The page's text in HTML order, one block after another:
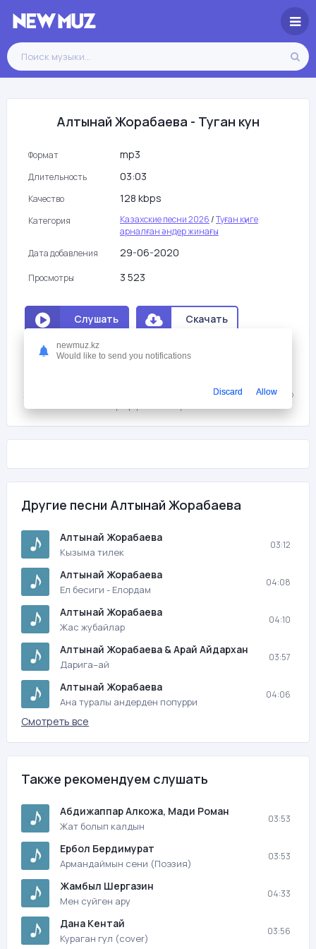
Алтынай Жорабаева - Туган кун
Формат mp3
Длительность 03:03
Качество 128 kbps
Категория Казахские песни 2026/Туған күнге
арналған әндер жинағы
Дата добавления
29-06-2020
Просмотры 3 523
Слушать Скачать
Мне нравится 0
Жорабаева - Туган кун с битрейтом 128 kb/s и продолжительностью
Другие песни Алтынай Жорабаева
Алтынай Жорабаева
Кызыма тилек
03:12
Алтынай Жорабаева
Ел бесиги - Елордам
04:08
Алтынай Жорабаева
Жас жубайлар
04:10
Алтынай Жорабаева & Арай Айдархан
Дарига–ай
03:57
Алтынай Жорабаева
Ана туралы андерден попурри
04:06
Смотреть все
Также рекомендуем слушать
Абдижаппар Алкожа, Мади Роман
Жат болып калдын
03:53
Ербол Бердимурат
Армандаймын сени (Поэзия)
03:53
Жамбыл Шергазин
Мен суйген ару
04:33
Дана Кентай
Кураган гул (cover)
03:56
newmuz.kz
Would like to send you notifications
Discard Allow